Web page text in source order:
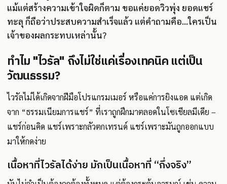
แม้แต่สร้างความเข้าใจผิดก็ตาม ขอแค่ยอดวิวพุ่ง ยอดแชร์
ทะลุ ก็ถือว่าประสบความสำเร็จแล้ว แต่คำถามคือ...ใครเป็น
เจ้าของผลกระทบเหล่านั้น?
ทำไม "ไวรัล" ถึงไม่ใช่แค่เรื่องเทคนิค แต่เป็น
วัฒนธรรม?
ไวรัลไม่ได้เกิดจากฝีมือโปรแกรมเมอร์ หรือแค่การยิงแอด แต่เกิด
จาก “ธรรมเนียมการแชร์” ที่เราถูกฝึกมาตลอดในโซเชียลมีเดีย –
แชร์ก่อนคิด แชร์เพราะกลัวตกเทรนด์ แชร์เพราะมันถูกออกแบบ
มาให้กดง่าย
เนื้อหาที่ไวรัลได้ง่าย มักเป็นเนื้อหาที่ “กึ่งจริง”